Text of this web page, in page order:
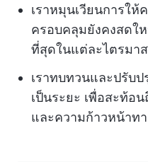
เราหมุนเวียนการให้
ครอบคลุมยังคงสดใ
ที่สุดในแต่ละไตรมาส
เราทบทวนและปรับป
เป็นระยะ เพื่อสะท้อ
และความก้าวหน้าท